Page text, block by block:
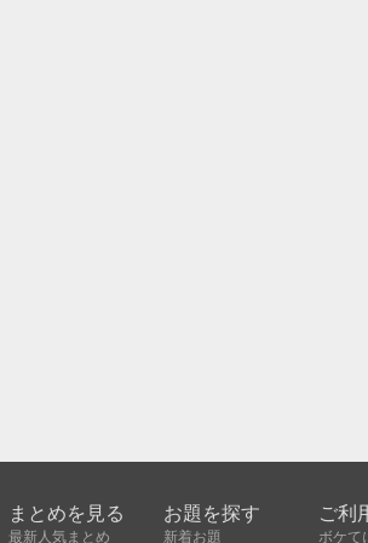
まとめを見る
最新人気まとめ
お題を探す
新着お題
ご利
ボケて